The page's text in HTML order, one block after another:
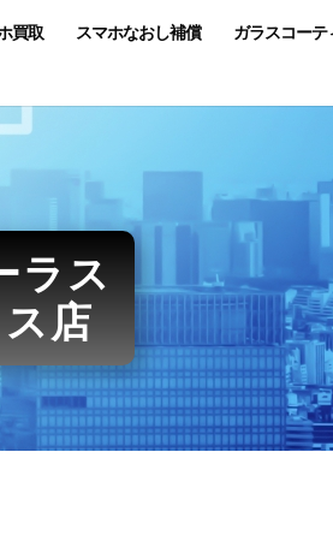
買取 スマホなおし補償 ガラスコーテ
ラス
店